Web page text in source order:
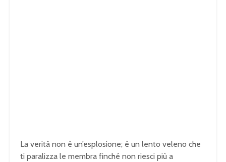
La verità non è un’esplosione; è un lento veleno che
ti paralizza le membra finché non riesci più a